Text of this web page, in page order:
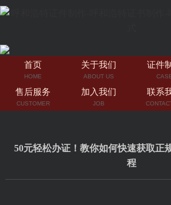
首页
HOME
关于我们
ABOUT US
证件
售后服务
CUSTOMER
加入我们
JOB
联系
50元轻松办证！教你如何快速获取正
程